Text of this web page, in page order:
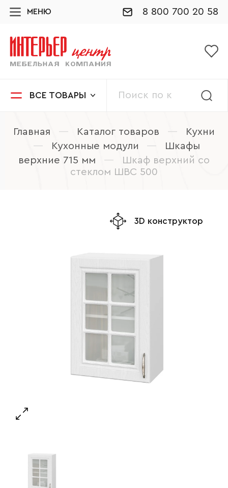
МЕНЮ 8 800 700 20 58
ВСЕ ТОВАРЫ
Главная — Каталог товаров —
Кухни
—
Кухонные модули —
Шкафы
верхние 715 мм
—
Шкаф верхний со
стеклом ШВС 500
3D конструктор